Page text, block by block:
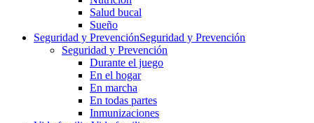
Salud bucal
Sueño
Seguridad y PrevenciónSeguridad y Prevención
Seguridad y Prevención
Durante el juego
En el hogar
En marcha
En todas partes
Inmunizaciones